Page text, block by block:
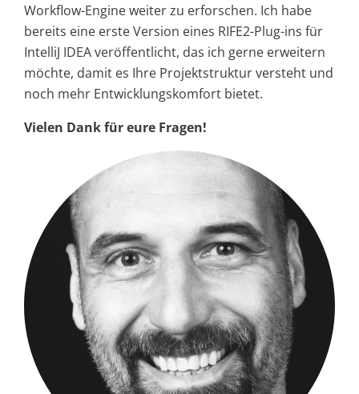
Workflow-Engine weiter zu erforschen. Ich habe
bereits eine erste Version eines RIFE2-Plug-ins für
IntelliJ IDEA veröffentlicht, das ich gerne erweitern
möchte, damit es Ihre Projektstruktur versteht und
noch mehr Entwicklungskomfort bietet.
Vielen Dank für eure Fragen!